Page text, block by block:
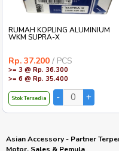
RUMAH KOPLING ALUMINIUM
WKM SUPRA-X
Rp. 37.200 / PCS
>= 3 @ Rp. 36.300
>= 6 @ Rp. 35.400
Stok Tersedia
Asian Accessory - Partner